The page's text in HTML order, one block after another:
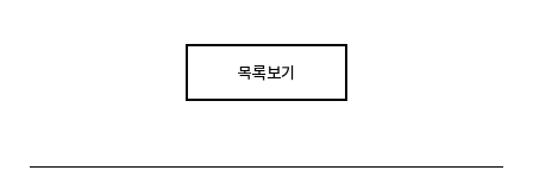
목록보기